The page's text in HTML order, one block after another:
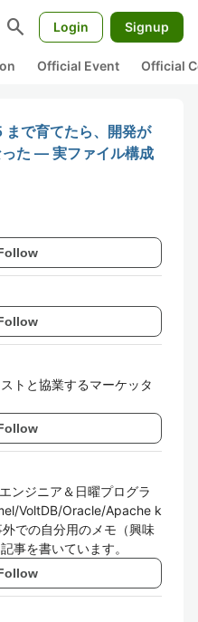
search Login Signup
Official Event Official
で育てたら、開発が
った — 実ファイル構成
トと協業するマーケッタ
ンジニア＆日曜プログラ
VoltDB/Oracle/Apache k
での自分用のメモ（興味
事を書いています。